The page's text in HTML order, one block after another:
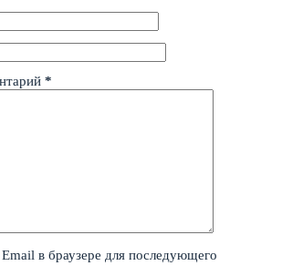
*
в браузере для последующего